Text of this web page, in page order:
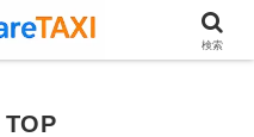
を】厳選！ランチプランお勧め
TOP
検索